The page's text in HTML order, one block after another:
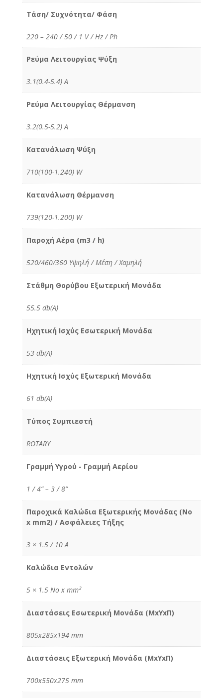
Τάση/ Συχνότητα/ Φάση
220 – 240 / 50 / 1 V / Hz / Ph
Ρεύμα Λειτουργίας Ψύξη
3.1(0.4-5.4) Α
Ρεύμα Λειτουργίας Θέρμανση
3.2(0.5-5.2) Α
Κατανάλωση Ψύξη
710(100-1.240) W
Κατανάλωση Θέρμανση
739(120-1.200) W
Παροχή Αέρα (m3 / h)
520/460/360 Υψηλή / Μέση / Χαμηλή
Στάθμη Θορύβου Εξωτερική Μονάδα
55.5 db(A)
Ηχητική Ισχύς Εσωτερική Μονάδα
53 db(A)
Ηχητική Ισχύς Εξωτερική Μονάδα
61 db(A)
Τύπος Συμπιεστή
ROTARY
Γραμμή Υγρού - Γραμμή Αερίου
1 / 4” – 3 / 8”
Παροχικά Καλώδια Εξωτερικής Μονάδας (No
x mm2) / Ασφάλειες Τήξης
3 × 1.5 / 10 Α
Καλώδια Εντολών
5 × 1.5 No x mm²
Διαστάσεις Εσωτερική Μονάδα (MxYxΠ)
805x285x194 mm
Διαστάσεις Εξωτερική Μονάδα (MxYxΠ)
700x550x275 mm